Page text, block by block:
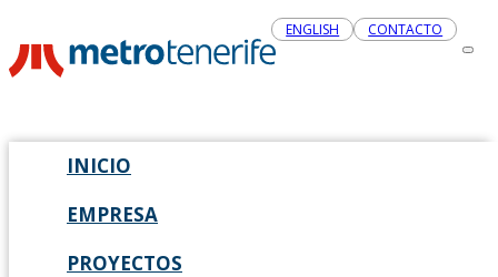
ENGLISH CONTACTO
INICIO
EMPRESA
PROYECTOS